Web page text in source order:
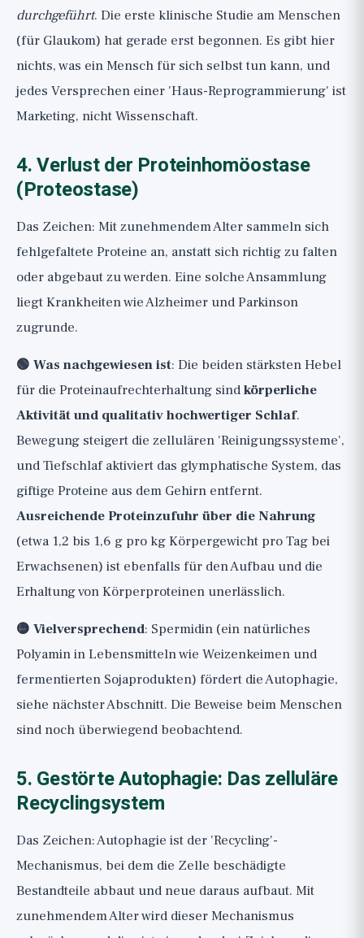
durchgeführt. Die erste klinische Studie am Menschen
(für Glaukom) hat gerade erst begonnen. Es gibt hier
nichts, was ein Mensch für sich selbst tun kann, und
jedes Versprechen einer 'Haus-Reprogrammierung' ist
Marketing, nicht Wissenschaft.
4. Verlust der Proteinhomöostase
(Proteostase)
Das Zeichen: Mit zunehmendem Alter sammeln sich
fehlgefaltete Proteine an, anstatt sich richtig zu falten
oder abgebaut zu werden. Eine solche Ansammlung
liegt Krankheiten wie Alzheimer und Parkinson
zugrunde.
🟢 Was nachgewiesen ist: Die beiden stärksten Hebel
für die Proteinaufrechterhaltung sindkörperliche
Aktivität und qualitativ hochwertiger Schlaf.
Bewegung steigert die zellulären 'Reinigungssysteme',
und Tiefschlaf aktiviert das glymphatische System, das
giftige Proteine aus dem Gehirn entfernt.
Ausreichende Proteinzufuhr über die Nahrung
(etwa 1,2 bis 1,6 g pro kg Körpergewicht pro Tag bei
Erwachsenen) ist ebenfalls für den Aufbau und die
Erhaltung von Körperproteinen unerlässlich.
🟡 Vielversprechend: Spermidin (ein natürliches
Polyamin in Lebensmitteln wie Weizenkeimen und
fermentierten Sojaprodukten) fördert die Autophagie,
siehe nächster Abschnitt. Die Beweise beim Menschen
sind noch überwiegend beobachtend.
5. Gestörte Autophagie: Das zelluläre
Recyclingsystem
Das Zeichen: Autophagie ist der 'Recycling'-
Mechanismus, bei dem die Zelle beschädigte
Bestandteile abbaut und neue daraus aufbaut. Mit
zunehmendem Alter wird dieser Mechanismus